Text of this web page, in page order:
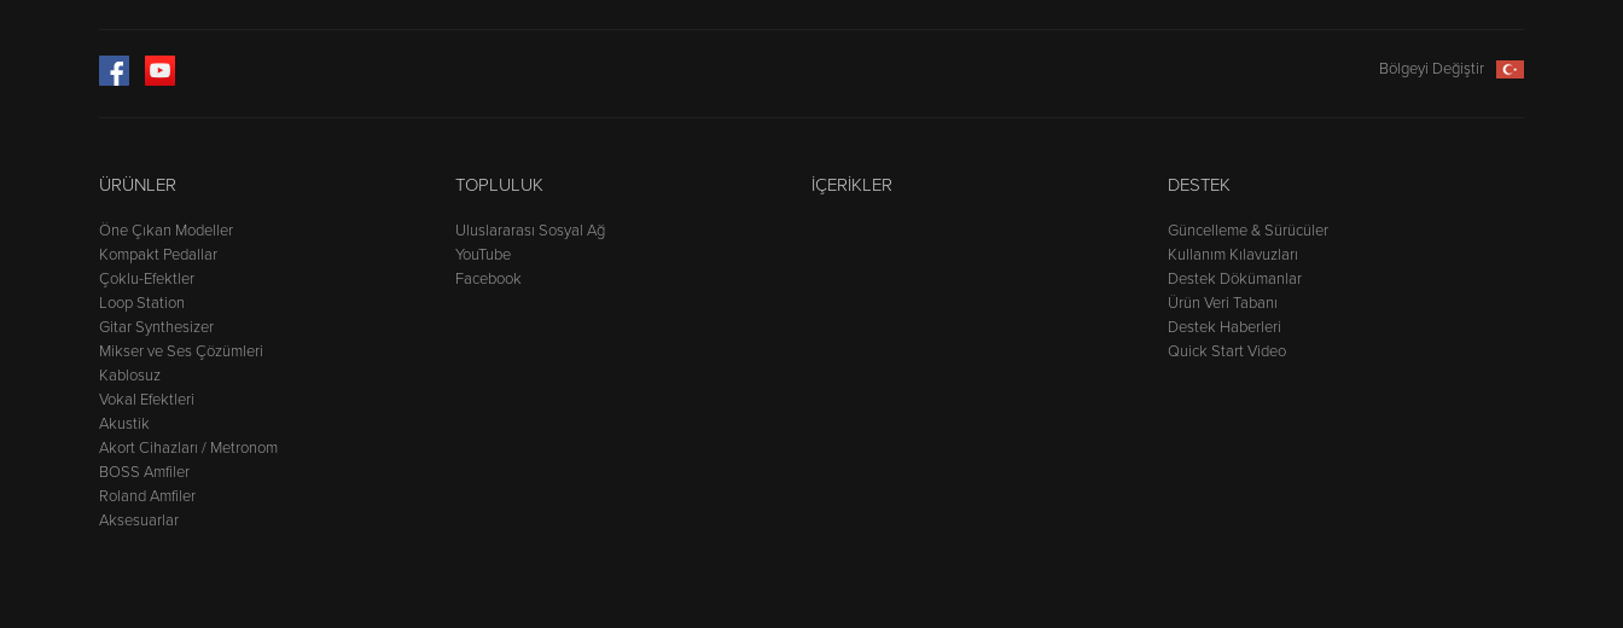
Facebook Bölgeyi Değiştir
ÜRÜNLER
Öne Çıkan Modeller
Kompakt Pedallar
Çoklu-Efektler
Loop Station
Gitar Synthesizer
Mikser ve Ses Çözümleri
Kablosuz
Vokal Efektleri
Akustik
Akort Cihazları / Metronom
BOSS Amfiler
Roland Amfiler
Aksesuarlar
TOPLULUK
Uluslararası Sosyal Ağ
YouTube
Facebook
İÇERIKLER DESTEK
Güncelleme & Sürücüler
Kullanım Kılavuzları
Destek Dökümanlar
Ürün Veri Tabanı
Destek Haberleri
Quick Start Video